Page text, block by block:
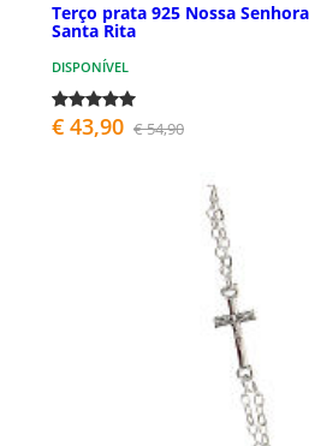
Terço prata 925 Nossa
Santa Rita
DISPONÍVEL
€ 43,90 € 54,90